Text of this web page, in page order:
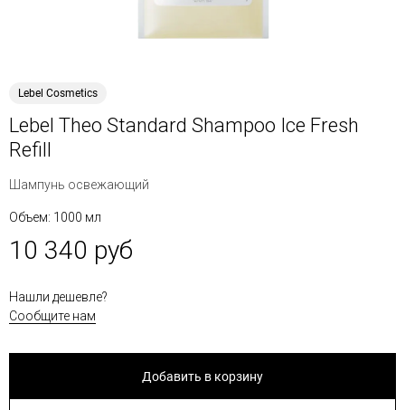
Lebel Cosmetics
Lebel Theo Standard Shampoo Ice Fresh
Refill
Шампунь освежающий
Объем: 1000 мл
10 340 руб
Нашли дешевле?
Сообщите нам
Добавить в корзину